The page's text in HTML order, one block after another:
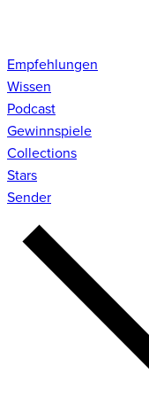
Empfehlungen
Wissen
Podcast
Gewinnspiele
Collections
Stars
Sender